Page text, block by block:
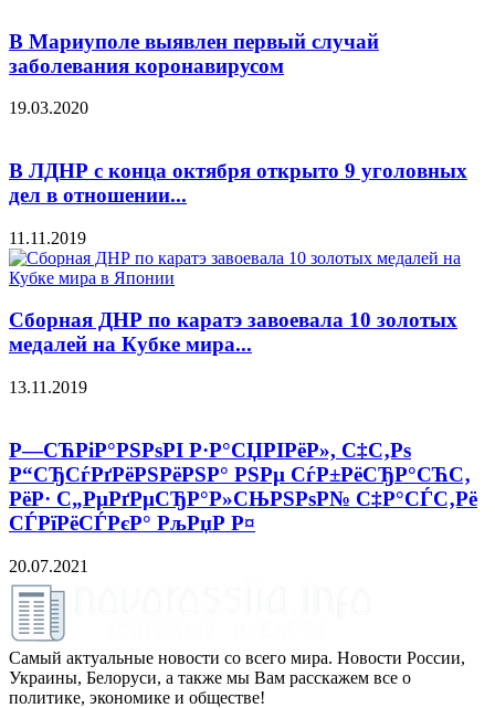
В Мариуполе выявлен первый случай
заболевания коронавирусом
19.03.2020
В ЛДНР с конца октября открыто 9 уголовных
дел в отношении...
11.11.2019
Сборная ДНР по каратэ завоевала 10 золотых
медалей на Кубке мира...
13.11.2019
Р—СЋРіР°РЅРѕРІ Р·Р°СЏРІРёР», С‡С‚Рѕ
Р“СЂСѓРґРёРЅРёРЅР° РЅРµ СѓР±РёСЂР°СЋС‚
РёР· С„РµРґРµСЂР°Р»СЊРЅРѕР№ С‡Р°СЃС‚Рё
СЃРїРёСЃРєР° РљРџР Р¤
20.07.2021
Самый актуальные новости со всего мира. Новости России,
Украины, Белоруси, а также мы Вам расскажем все о
политике, экономике и обществе!